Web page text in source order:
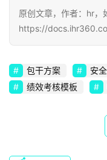
原创文章，作者：hr，
https://
包干方案 安
绩效考核模板